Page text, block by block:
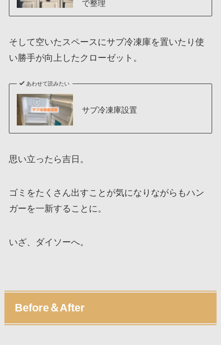
で整理
そして空いたスペースにサブ冷凍庫を置いたり使
い勝手が向上したクローゼット。
あわせて読みたい
サブ冷凍庫設置
思い立ったら吉日。
ゴミをたくさん出すことが気になりながらもハン
ガーを一新することに。
いざ、ダイソーへ。
Before＆After